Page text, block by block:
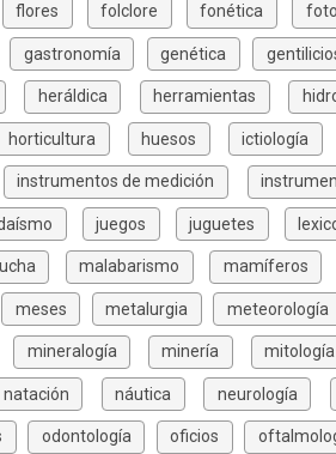
flores folclore fonética
gastronomía genética
heráldica herramientas
horticultura huesos ictiología
instrumentos de medición
juegos juguetes
lucha malabarismo mamíferos
meses metalurgia meteorología
mineralogía minería mitología
natación náutica neurología
odontología oficios